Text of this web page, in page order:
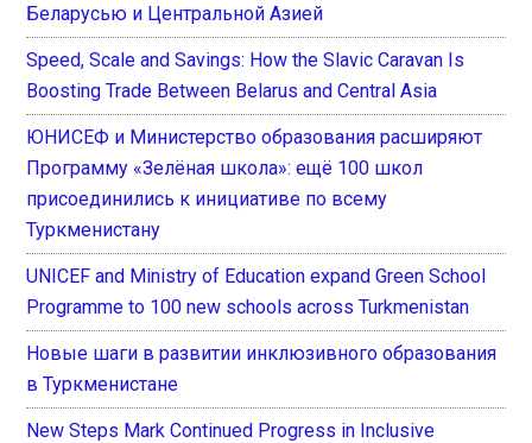
Беларусью и Центральной Азией
Speed, Scale and Savings: How the Slavic Caravan Is
Boosting Trade Between Belarus and Central Asia
ЮНИСЕФ и Министерство образования расширяют
Программу «Зелёная школа»: ещё 100 школ
присоединились к инициативе по всему
Туркменистану
UNICEF and Ministry of Education expand Green School
Programme to 100 new schools across Turkmenistan
Новые шаги в развитии инклюзивного образования
в Туркменистане
New Steps Mark Continued Progress in Inclusive